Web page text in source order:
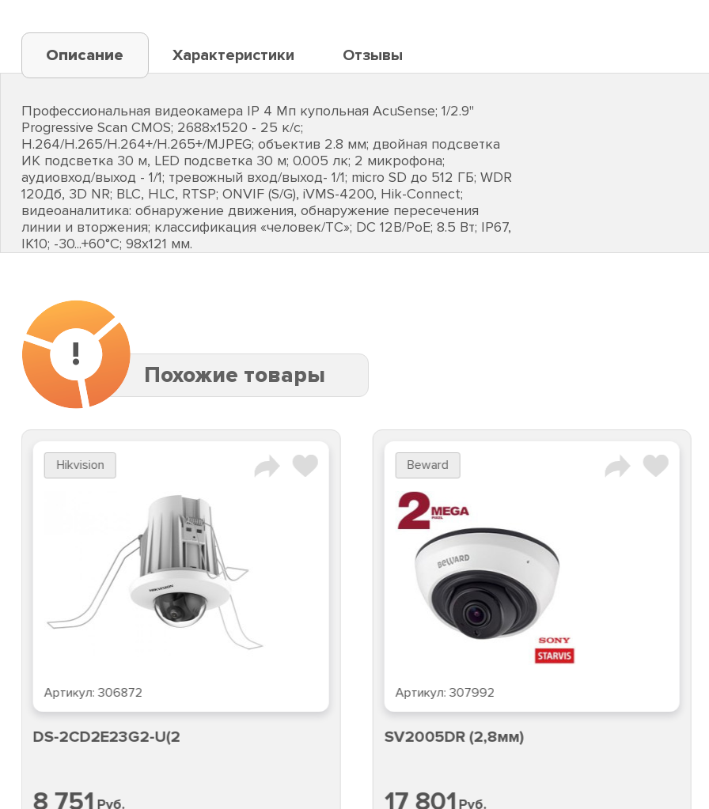
Описание Характеристики Отзывы
Профессиональная видеокамера IP 4 Мп купольная AcuSense; 1/2.9"
Progressive Scan CMOS; 2688х1520 - 25 к/с;
H.264/H.265/H.264+/H.265+/MJPEG; объектив 2.8 мм; двойная подсветка
ИК подсветка 30 м, LED подсветка 30 м; 0.005 лк; 2 микрофона;
аудиовход/выход - 1/1; тревожный вход/выход- 1/1; micro SD до 512 ГБ; WDR
120Дб, 3D NR; BLC, HLC, RTSP; ONVIF (S/G), iVMS-4200, Hik-Connect;
видеоаналитика: обнаружение движения, обнаружение пересечения
линии и вторжения; классификация «человек/ТС»; DC 12В/PoE; 8.5 Вт; IP67,
IK10; -30...+60°C; 98х121 мм.
!
Похожие товары
Hikvision
Артикул:306872
DS-2CD2E23G2-U(2
8 751 Руб.
Beward
Артикул:307992
SV2005DR (2,8мм)
17 801Руб.